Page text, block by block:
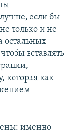
если бы
только и не
остальных
вставлять
которая как
именно